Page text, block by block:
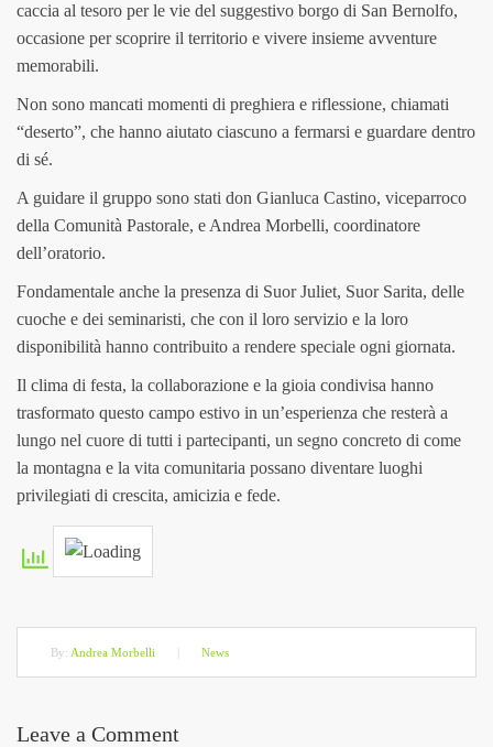
caccia al tesoro per le vie del suggestivo borgo di San Bernolfo,
occasione per scoprire il territorio e vivere insieme avventure
memorabili.
Non sono mancati momenti di preghiera e riflessione, chiamati
“deserto”, che hanno aiutato ciascuno a fermarsi e guardare dentro
di sé.
A guidare il gruppo sono stati don Gianluca Castino, viceparroco
della Comunità Pastorale, e Andrea Morbelli, coordinatore
dell’oratorio.
Fondamentale anche la presenza di Suor Juliet, Suor Sarita, delle
cuoche e dei seminaristi, che con il loro servizio e la loro
disponibilità hanno contribuito a rendere speciale ogni giornata.
Il clima di festa, la collaborazione e la gioia condivisa hanno
trasformato questo campo estivo in un’esperienza che resterà a
lungo nel cuore di tutti i partecipanti, un segno concreto di come
la montagna e la vita comunitaria possano diventare luoghi
privilegiati di crescita, amicizia e fede.
By: Andrea Morbelli News
Leave a Comment